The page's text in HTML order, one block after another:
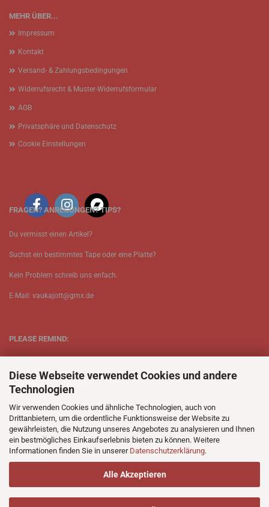
Diese Webseite verwendet Cookies und andere
Technologien
Wir verwenden Cookies und ähnliche Technologien, auch von
Drittanbietern, um die ordentliche Funktionsweise der Website zu
gewährleisten, die Nutzung unseres Angebotes zu analysieren und Ihnen
ein bestmögliches Einkaufserlebnis bieten zu können. Weitere
Informationen finden Sie in unserer Datenschutzerklärung.
Alle Akzeptieren
MEHR ÜBER...
Impressum
Kontakt
Versand- & Zahlungsbedingungen
Widerrufsrecht & Muster-Widerrufsformular
AGB
Privatsphäre und Datenschutz
Cookie Einstellungen
FRAGEN? ANREGUNGEN? TIPS?
Du vermisst einen Artikel?
Suchst ein bestimmtes Tape oder eine Platte?
Kein Problem schreib uns enfach.
E-Mail: vaukajott@gmx.de
PLEASE REMIND:
Be patient when ordering.
Your records will be send asap.
No Discogs.
No Spotify.
No Bullshit.